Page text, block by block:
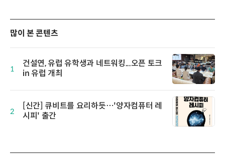
많이 본 콘텐츠
1
건설연, 유럽 유학생과 네트워킹...오픈 토크
in 유럽 개최
2
[신간] 큐비트를 요리하듯…'양자컴퓨터 레
시피' 출간